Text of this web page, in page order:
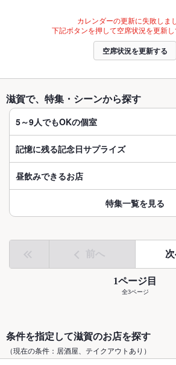
カレンダーの更新に失敗しまし
下記ボタンを押して空席状況を更新し
空席状況を更新する
滋賀で、特集・シーンから探す
5～9人でもOKの個室
記憶に残る記念日サプライズ
昼飲みできるお店
特集一覧を見る
前へ
1ページ目
全3ページ
条件を指定して滋賀のお店を探す
（現在の条件：居酒屋、テイクアウトあり）